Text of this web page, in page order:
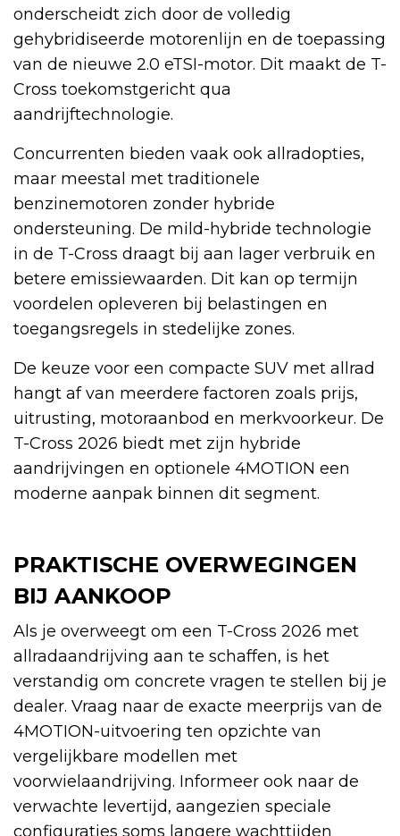
onderscheidt zich door de volledig
gehybridiseerde motorenlijn en de toepassing
van de nieuwe 2.0 eTSI-motor. Dit maakt de T-
Cross toekomstgericht qua
aandrijftechnologie.
Concurrenten bieden vaak ook allradopties,
maar meestal met traditionele
benzinemotoren zonder hybride
ondersteuning. De mild-hybride technologie
in de T-Cross draagt bij aan lager verbruik en
betere emissiewaarden. Dit kan op termijn
voordelen opleveren bij belastingen en
toegangsregels in stedelijke zones.
De keuze voor een compacte SUV met allrad
hangt af van meerdere factoren zoals prijs,
uitrusting, motoraanbod en merkvoorkeur. De
T-Cross 2026 biedt met zijn hybride
aandrijvingen en optionele 4MOTION een
moderne aanpak binnen dit segment.
PRAKTISCHE OVERWEGINGEN
BIJ AANKOOP
Als je overweegt om een T-Cross 2026 met
allradaandrijving aan te schaffen, is het
verstandig om concrete vragen te stellen bij je
dealer. Vraag naar de exacte meerprijs van de
4MOTION-uitvoering ten opzichte van
vergelijkbare modellen met
voorwielaandrijving. Informeer ook naar de
verwachte levertijd, aangezien speciale
configuraties soms langere wachttijden